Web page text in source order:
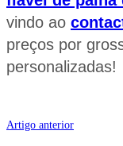
vindo ao
preços por
personalizadas!
Artigo anterior